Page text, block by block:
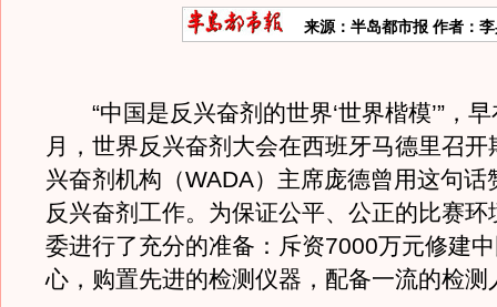
来源：半岛都市报 作者：
“中国是反兴奋剂的世界‘世界楷模’”，
月，世界反兴奋剂大会在西班牙马德里召开
兴奋剂机构（WADA）主席庞德曾用这句话
反兴奋剂工作。为保证公平、公正的比赛环
委进行了充分的准备：斥资7000万元修建
心，购置先进的检测仪器，配备一流的检测